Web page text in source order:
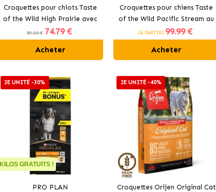
Croquettes pour chiots Taste
of the Wild High Prairie avec
bison
83.10 € 74.79 €
Acheter
Croquettes pour chiens Taste
of the Wild Pacific Stream au
saumon fumé
(À PARTIR) 99.99 €
Acheter
2E UNITÉ -30%
KILOS GRATUITS !
PRO PLAN
2E UNITÉ -40%
Croquettes Orijen Original Cat